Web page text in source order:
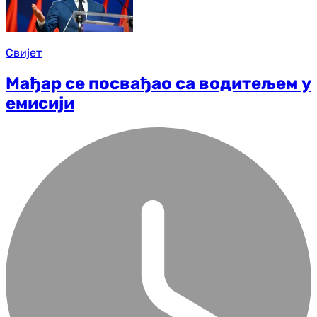
Свијет
Мађар се посвађао са водитељем у
емисији